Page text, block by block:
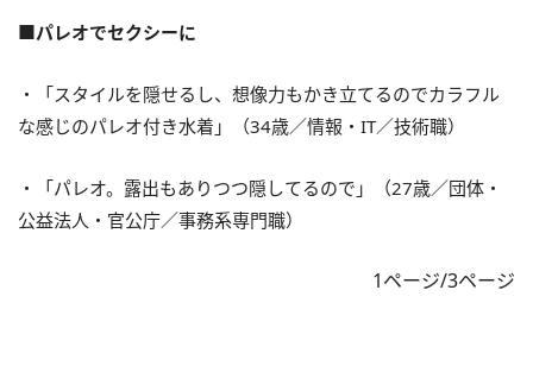
■パレオでセクシーに
・「スタイルを隠せるし、想像力もかき立てるのでカラフル
な感じのパレオ付き水着」（34歳／情報・IT／技術職）
・「パレオ。露出もありつつ隠してるので」（27歳／団体・
公益法人・官公庁／事務系専門職）
1ページ/3ページ